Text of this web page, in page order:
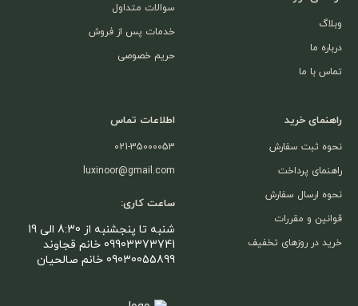
وبلاگ
درباره ما
تماس با ما
سوالات متداول
خدمات پس از فروش
حریم خصوصی
راهنمای خرید
نحوه ثبت سفارش
راهنمای پرداخت
نحوه ارسال سفارش
قوانین و مقررات
خرید در روزهای تخفیف
اطلاعات تماس
021-35000053
luxinoor@gmail.com
ساعت کاری:
شنبه تا پنجشنبه از 8:30 الی 19
09903373741 خانم قجاوند
09030055899 خانم صالحیان